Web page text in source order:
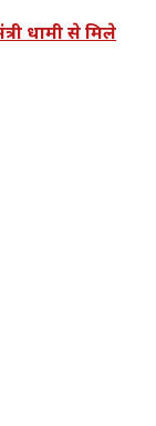
धामी से मिले